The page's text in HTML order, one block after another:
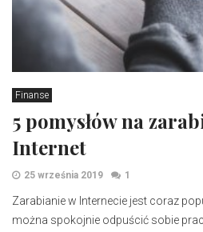
Finanse
5 pomysłów na
Internet
25 września 2019 1
Zarabianie w Internecie jest coraz
można spokojnie odpuścić sobie